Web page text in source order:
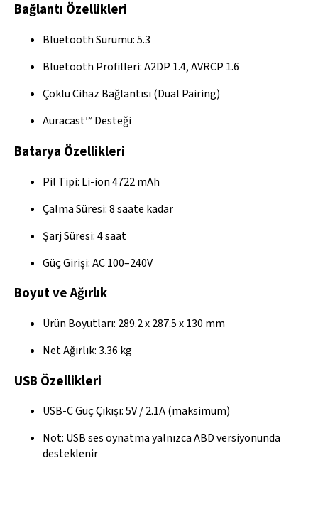
Bağlantı Özellikleri
Bluetooth Sürümü: 5.3
Bluetooth Profilleri: A2DP 1.4, AVRCP 1.6
Çoklu Cihaz Bağlantısı (Dual Pairing)
Auracast™ Desteği
Batarya Özellikleri
Pil Tipi: Li-ion 4722 mAh
Çalma Süresi: 8 saate kadar
Şarj Süresi: 4 saat
Güç Girişi: AC 100–240V
Boyut ve Ağırlık
Ürün Boyutları: 289.2 x 287.5 x 130 mm
Net Ağırlık: 3.36 kg
USB Özellikleri
USB-C Güç Çıkışı: 5V / 2.1A (maksimum)
Not: USB ses oynatma yalnızca ABD versiyonunda
desteklenir